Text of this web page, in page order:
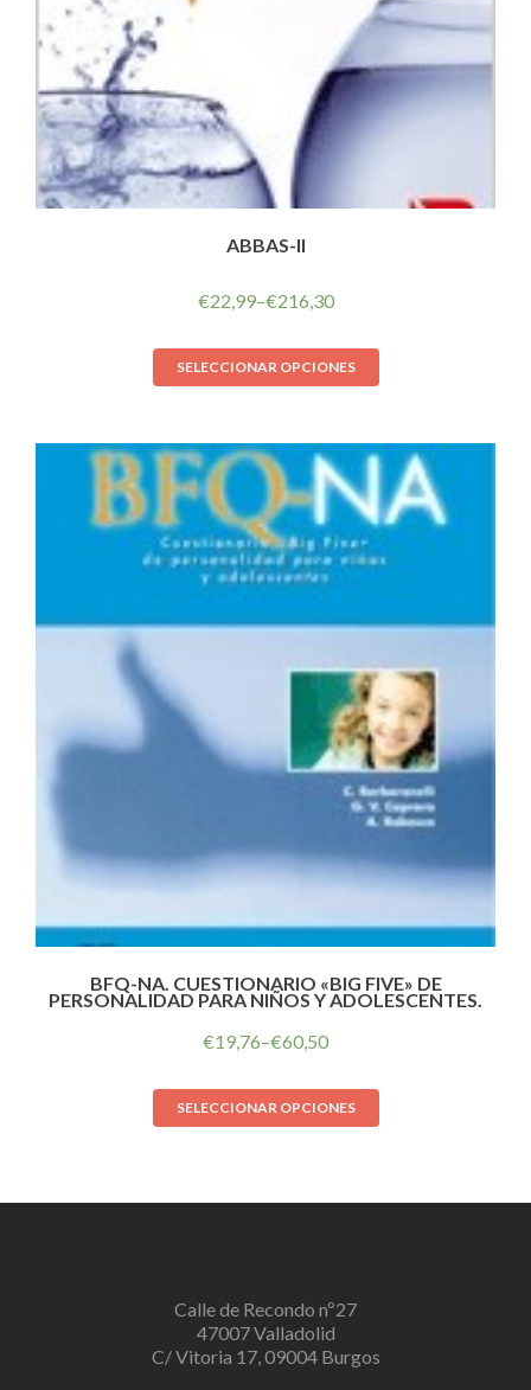
ABBAS-II
€22,99–€216,30
SELECCIONAR OPCIONES
BFQ-NA. CUESTIONARIO «BIG FIVE» DE
PERSONALIDAD PARA NIÑOS Y ADOLESCENTES.
€19,76–€60,50
SELECCIONAR OPCIONES
Calle de Recondo nº27
47007 Valladolid
C/ Vitoria 17, 09004 Burgos